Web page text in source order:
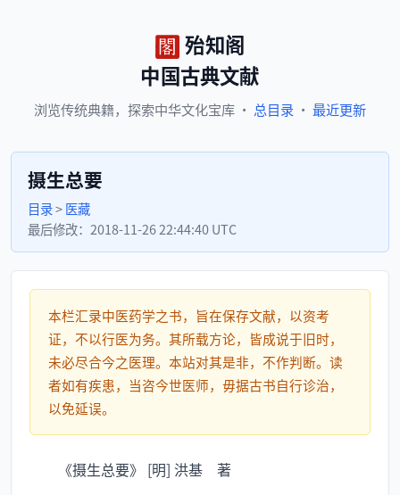
殆知阁
中国古典文献
浏览传统典籍， 探索中华文化宝库 · 总目录 · 最近更新
摄生总要
目录>医藏
最后修改： 2018-11-26 22:44:40 UTC
本栏汇录中医药学之书，旨在保存文献，以资考
证，不以行医为务。其所载方论，皆成说于旧时，
未必尽合今之医理。本站对其是非，不作判断。读
者如有疾患，当咨今世医师，毋据古书自行诊治，
以免延误。
《摄生总要》 [明] 洪基 著